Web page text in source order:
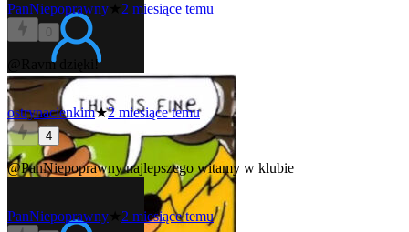
PanNiepoprawny 2 miesiące temu
0
@Ravmdzięki!
ostrynacienkim★2 miesiące temu
4
@PanNiepoprawnynajlepszego witamy w klubie
PanNiepoprawny 2 miesiące temu